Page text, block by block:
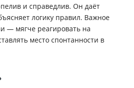
и справедлив. Он даёт
логику правил. Важное
— мягче реагировать на
место спонтанности в